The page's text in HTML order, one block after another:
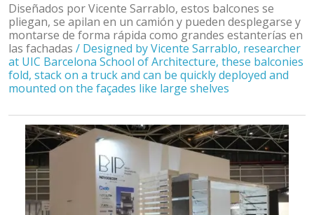
Diseñados por Vicente Sarrablo, estos balcones se
pliegan, se apilan en un camión y pueden desplegarse y
montarse de forma rápida como grandes estanterías en
las fachadas / Designed by Vicente Sarrablo, researcher
at UIC Barcelona School of Architecture, these balconies
fold, stack on a truck and can be quickly deployed and
mounted on the façades like large shelves